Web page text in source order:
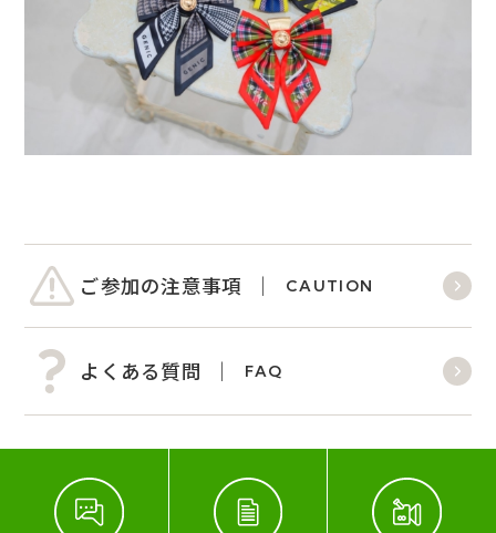
ご参加の注意事項 CAUTION
よくある質問 FAQ